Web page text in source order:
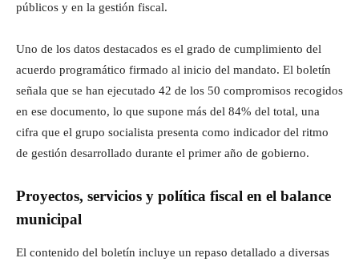
públicos y en la gestión fiscal.
Uno de los datos destacados es el grado de cumplimiento del
acuerdo programático firmado al inicio del mandato. El boletín
señala que se han ejecutado 42 de los 50 compromisos recogidos
en ese documento, lo que supone más del 84% del total, una
cifra que el grupo socialista presenta como indicador del ritmo
de gestión desarrollado durante el primer año de gobierno.
Proyectos, servicios y política fiscal en el balance
municipal
El contenido del boletín incluye un repaso detallado a diversas